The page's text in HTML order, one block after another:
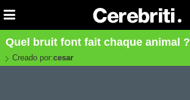
Quel bruit font fait chaque animal ?
Creado por:cesar